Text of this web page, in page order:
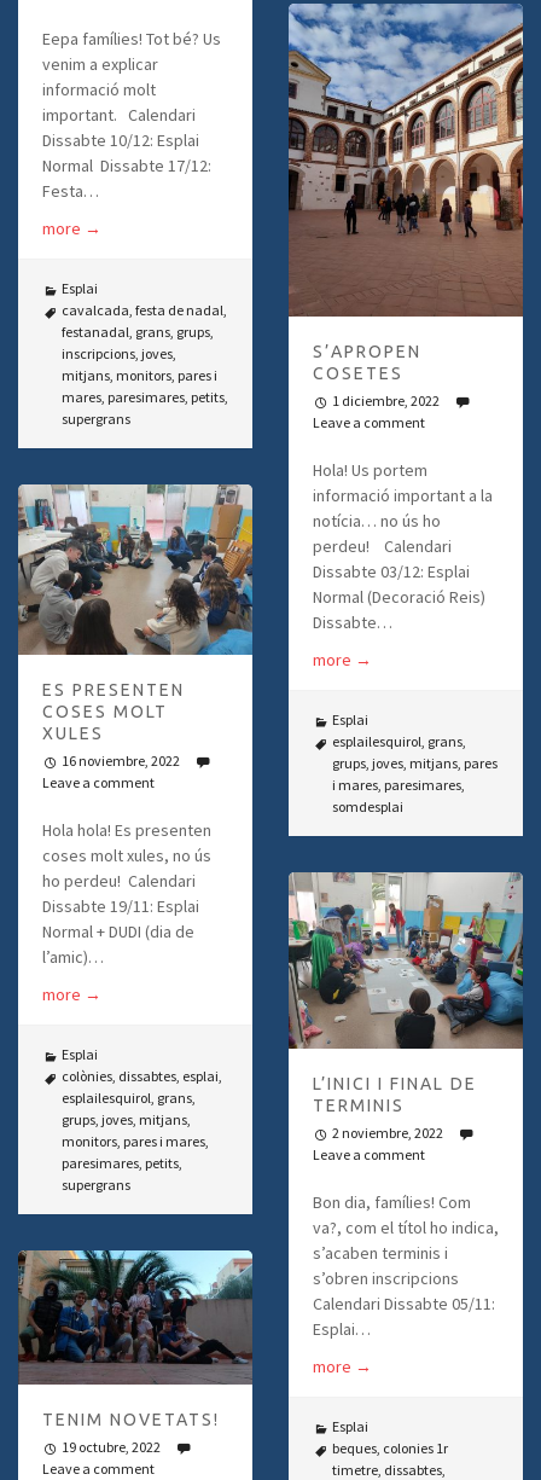
Eepa famílies! Tot bé? Us
venim a explicar
informació molt
important. Calendari
Dissabte 10/12: Esplai
Normal Dissabte 17/12:
Festa…
more →
Esplai
cavalcada festa de nadal
festanadal grans grups
inscripcions joves
mitjans monitors pares i
mares paresimares petits
supergrans
S’APROPEN
COSETES
1 diciembre, 2022
Leave a comment
Hola! Us portem
informació important a la
notícia… no ús ho
perdeu! Calendari
Dissabte 03/12: Esplai
Normal (Decoració Reis)
Dissabte…
more →
Esplai
esplailesquirol grans
grups joves mitjans pares
i mares paresimares
somdesplai
ES PRESENTEN
COSES MOLT
XULES
16 noviembre, 2022
Leave a comment
Hola hola! Es presenten
coses molt xules, no ús
ho perdeu! Calendari
Dissabte 19/11: Esplai
Normal + DUDI (dia de
l’amic)…
more →
Esplai
colònies, dissabtes, esplai,
esplailesquirol, grans,
grups, joves, mitjans,
monitors, pares i mares,
paresimares, petits,
supergrans
L’INICI I FINAL DE
TERMINIS
2 noviembre, 2022
Leave a comment
Bon dia, famílies! Com
va?, com el títol ho indica,
s’acaben terminis i
s’obren inscripcions
Calendari Dissabte 05/11:
Esplai…
more →
Esplai
beques colonies 1r
timetre dissabtes
TENIM NOVETATS!
19 octubre, 2022
Leave a comment